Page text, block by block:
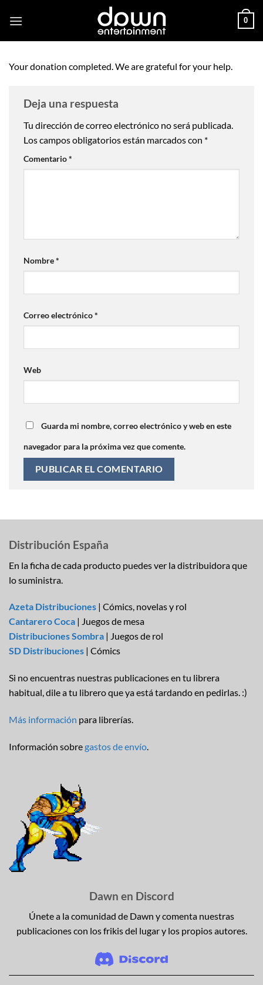
0
Your donation completed. We are grateful for your help.
Deja una respuesta
Tu dirección de correo electrónico no será publicada.
Los campos obligatorios están marcados con *
Comentario*
Nombre*
Correo electrónico*
Web
Guarda mi nombre, correo electrónico y web en este
navegador para la próxima vez que comente.
Distribución España
En la ficha de cada producto puedes ver la distribuidora que
lo suministra.
Azeta Distribuciones | Cómics, novelas y rol
Cantarero Coca | Juegos de mesa
Distribuciones Sombra | Juegos de rol
SD Distribuciones | Cómics
Si no encuentras nuestras publicaciones en tu librera
habitual, dile a tu librero que ya está tardando en pedirlas. :)
Más información para librerías.
Información sobregastos de envío.
Dawn en Discord
Únete a la comunidad de Dawn y comenta nuestras
publicaciones con los frikis del lugar y los propios autores.